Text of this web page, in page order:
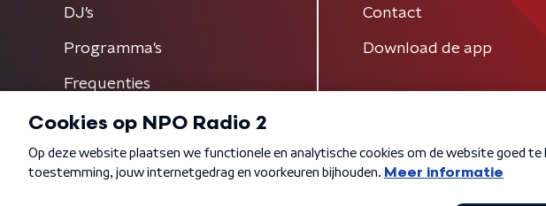
DJ’s
Programma's
Frequenties
Contact
Download de app
Algemene voorwaarden Privacybeleid